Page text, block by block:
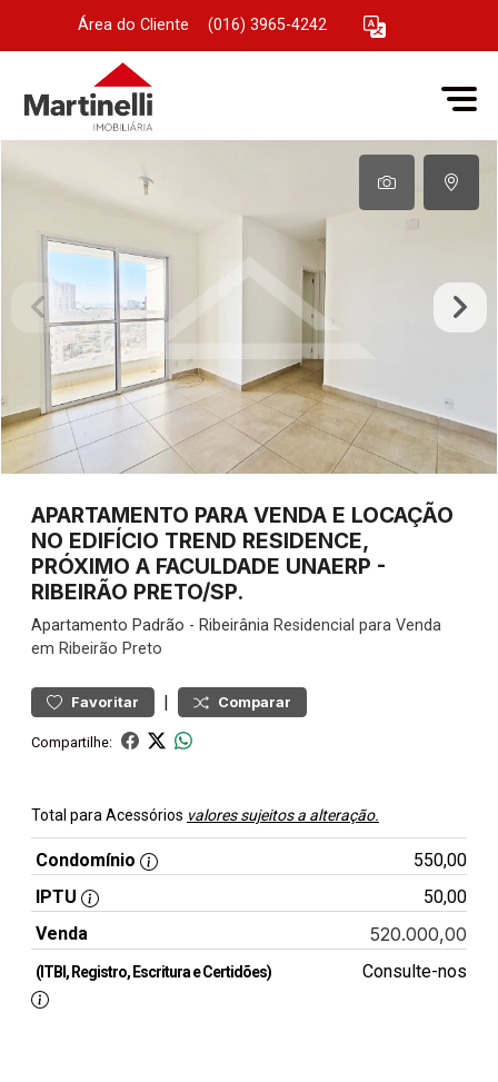
Área do Cliente (016) 3965-4242
APARTAMENTO PARA VENDA E LOCAÇÃO
NO EDIFÍCIO TREND RESIDENCE,
PRÓXIMO A FACULDADE UNAERP -
RIBEIRÃO PRETO/SP.
Apartamento Padrão - Ribeirânia Residencial para Venda
em Ribeirão Preto
Favoritar | Comparar
Compartilhe:
Total para Acessórios valores sujeitos a alteração.
Condomínio
550,00
IPTU
50,00
Venda
520.000,00
(ITBI, Registro, Escritura e Certidões) Consulte-nos